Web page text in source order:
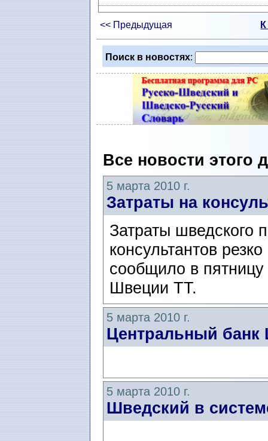
<< Предыдущая
Поиск в новостях:
Все новости этого
5 марта 2010 г.
Затраты на
Затраты шведского
консультантов
сообщило в
Швеции ТТ.
5 марта 2010 г.
Центральный
5 марта 2010 г.
Шведский в